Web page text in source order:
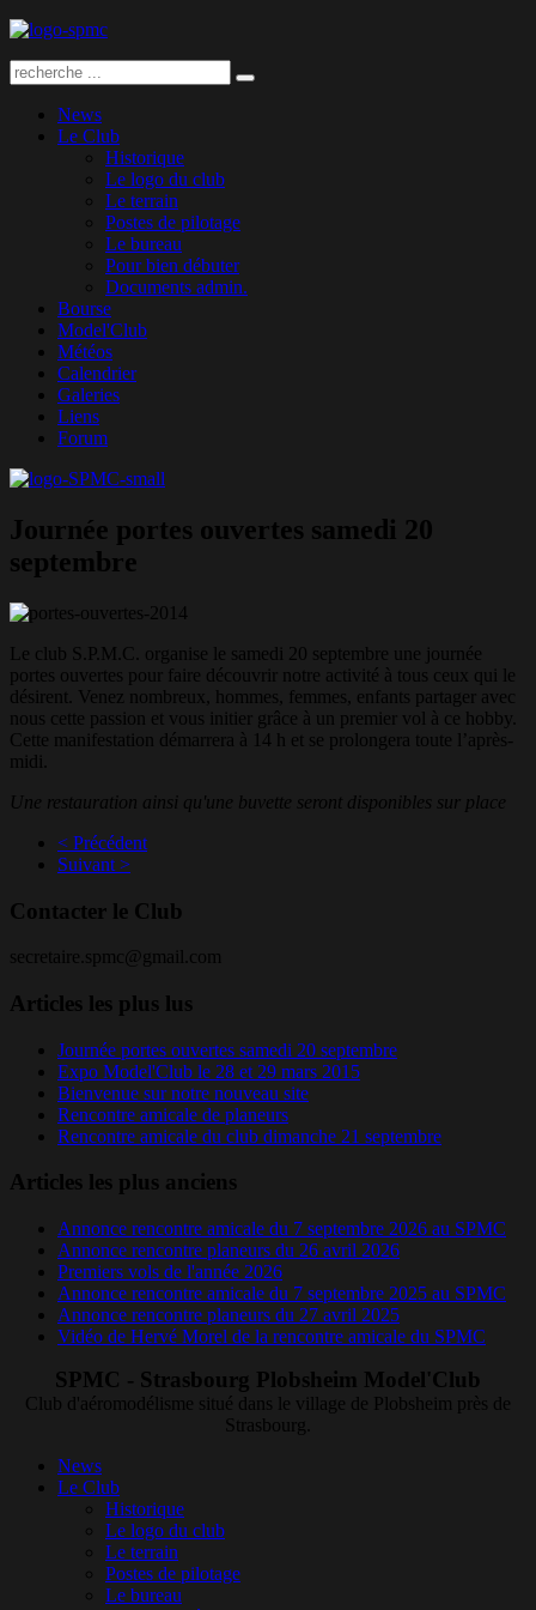
News
Le Club
Historique
Le logo du club
Le terrain
Postes de pilotage
Le bureau
Pour bien débuter
Documents admin.
Bourse
Model'Club
Météos
Calendrier
Galeries
Liens
Forum
Journée portes ouvertes samedi 20
septembre
Le club S.P.M.C. organise le samedi 20 septembre une journée
portes ouvertes pour faire découvrir notre activité à tous ceux qui le
désirent. Venez nombreux, hommes, femmes, enfants partager avec
nous cette passion et vous initier grâce à un premier vol à ce hobby.
Cette manifestation démarrera à 14 h et se prolongera toute l’après-
midi.
Une restauration ainsi qu'une buvette seront disponibles sur place
< Précédent
Suivant >
Contacter le Club
secretaire.spmc@gmail.com
Articles les plus lus
Journée portes ouvertes samedi 20 septembre
Expo Model'Club le 28 et 29 mars 2015
Bienvenue sur notre nouveau site
Rencontre amicale de planeurs
Rencontre amicale du club dimanche 21 septembre
Articles les plus anciens
Annonce rencontre amicale du 7 septembre 2026 au SPMC
Annonce rencontre planeurs du 26 avril 2026
Premiers vols de l'année 2026
Annonce rencontre amicale du 7 septembre 2025 au SPMC
Annonce rencontre planeurs du 27 avril 2025
Vidéo de Hervé Morel de la rencontre amicale du SPMC
SPMC - Strasbourg Plobsheim Model'Club
Club d'aéromodélisme situé dans le village de Plobsheim près de
Strasbourg.
News
Le Club
Historique
Le logo du club
Le terrain
Postes de pilotage
Le bureau